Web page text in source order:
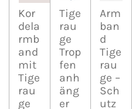
Kor
dela
rmb
and
mit
Tige
rau
ge
Tige
rau
ge
Trop
fen
anh
äng
er
Arm
ban
d
Tige
rau
ge –
Sch
utz